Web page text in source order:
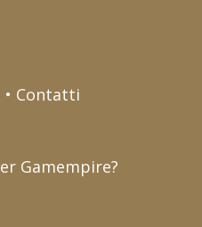
• Contatti
Gamempire?